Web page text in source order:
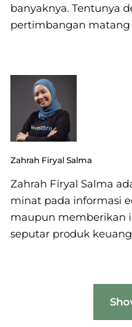
banyaknya. Tentunya
pertimbangan matang
Zahrah Firyal Salma
Zahrah Firyal Salma
minat pada informasi
maupun memberikan
seputar produk